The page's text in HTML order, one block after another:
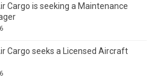
Cargo is seeking a Maintenance
Cargo seeks a Licensed Aircraft